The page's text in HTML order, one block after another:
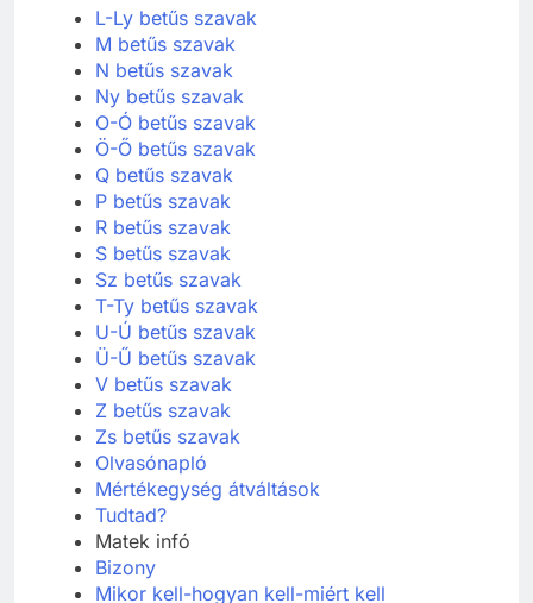
K betűs szavak
L-Ly betűs szavak
M betűs szavak
N betűs szavak
Ny betűs szavak
O-Ó betűs szavak
Ö-Ő betűs szavak
Q betűs szavak
P betűs szavak
R betűs szavak
S betűs szavak
Sz betűs szavak
T-Ty betűs szavak
U-Ú betűs szavak
Ü-Ű betűs szavak
V betűs szavak
Z betűs szavak
Zs betűs szavak
Olvasónapló
Mértékegység átváltások
Tudtad?
Matek infó
Bizony